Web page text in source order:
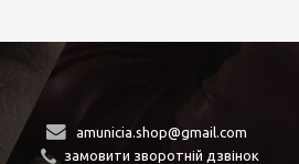
amunicia.shop@gmail.com
замовити зворотній дзвінок